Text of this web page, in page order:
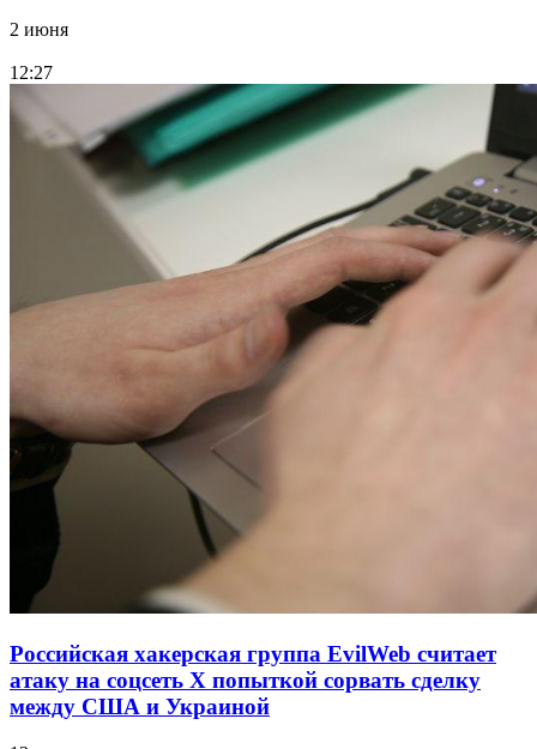
2 июня
12:27
Российская хакерская группа EvilWeb считает
атаку на соцсеть Х попыткой сорвать сделку
между США и Украиной